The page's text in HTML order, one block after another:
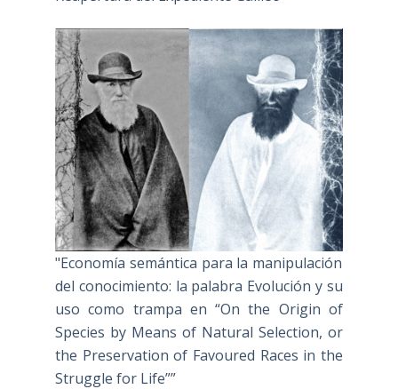
"Economía semántica para la manipulación
del conocimiento: la palabra Evolución y su
uso como trampa en “On the Origin of
Species by Means of Natural Selection, or
the Preservation of Favoured Races in the
Struggle for Life””